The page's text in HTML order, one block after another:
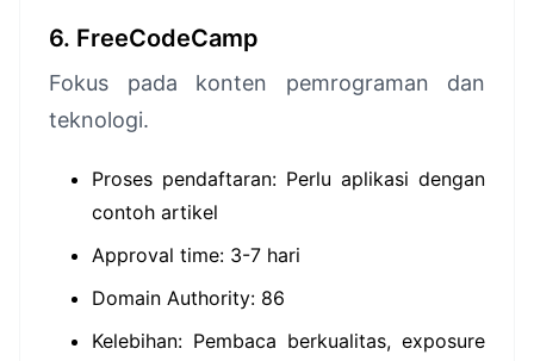
6. FreeCodeCamp
Fokus pada konten pemrograman dan
teknologi.
Proses pendaftaran: Perlu aplikasi dengan
contoh artikel
Approval time: 3-7 hari
Domain Authority: 86
Kelebihan: Pembaca berkualitas, exposure